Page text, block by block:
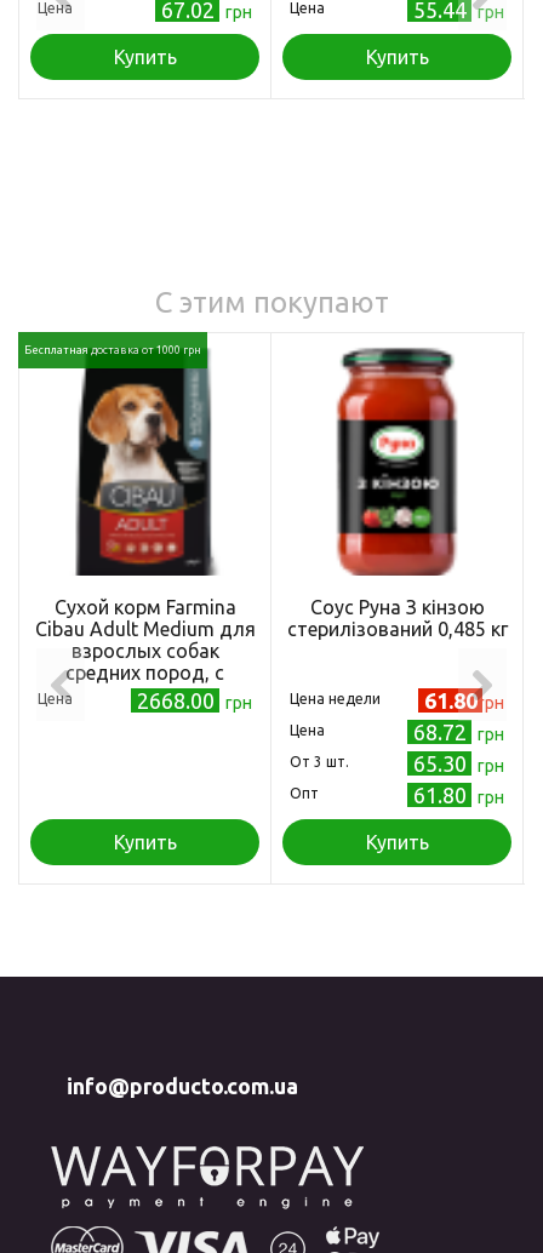
Цена 67.02 грн
Купить
Цена 55.44 грн
Купить
С этим покупают
Бесплатная доставка от 1000 грн
Сухой корм Farmina
Cibau Adult Medium для
взрослых собак
средних пород, с
курицей, 12 кг
Цена 2668.00 грн
Купить
Соус Руна З кінзою
стерилізований 0,485 кг
Цена недели 61.80грн
Цена 68.72 грн
Oт 3 шт. 65.30 грн
Опт 61.80 грн
Купить
info@producto.com.ua